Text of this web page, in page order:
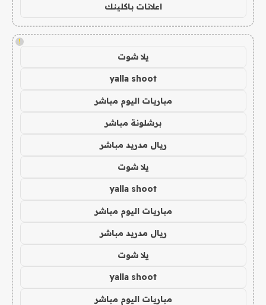
اعلانات باكلينك
!
يلا شوت
yalla shoot
مباريات اليوم مباشر
برشلونة مباشر
ريال مدريد مباشر
يلا شوت
yalla shoot
مباريات اليوم مباشر
ريال مدريد مباشر
يلا شوت
yalla shoot
مباريات اليوم مباشر